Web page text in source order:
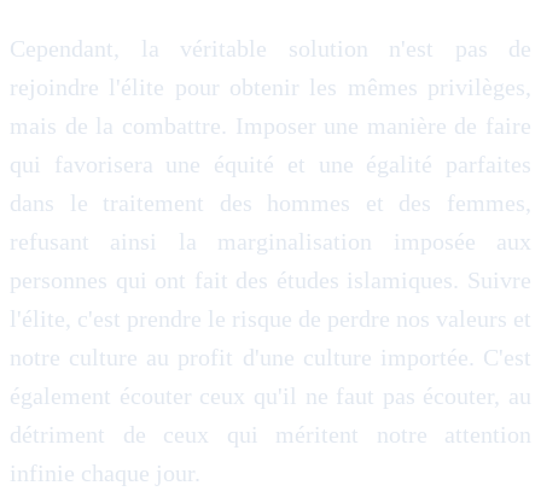
Cependant, la véritable solution n'est pas de
rejoindre l'élite pour obtenir les mêmes privilèges,
mais de la combattre. Imposer une manière de faire
qui favorisera une équité et une égalité parfaites
dans le traitement des hommes et des femmes,
refusant ainsi la marginalisation imposée aux
personnes qui ont fait des études islamiques. Suivre
l'élite, c'est prendre le risque de perdre nos valeurs et
notre culture au profit d'une culture importée. C'est
également écouter ceux qu'il ne faut pas écouter, au
détriment de ceux qui méritent notre attention
infinie chaque jour.